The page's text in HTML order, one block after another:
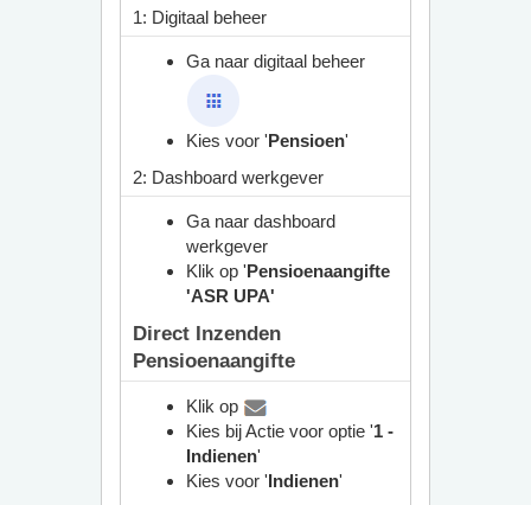
1: Digitaal beheer
Ga naar digitaal beheer
Kies voor 'Pensioen'
2: Dashboard werkgever
Ga naar dashboard
werkgever
Klik op 'Pensioenaangifte
'ASR UPA'
Direct Inzenden
Pensioenaangifte
Klik op
Kies bij Actie voor optie '1 -
Indienen'
Kies voor 'Indienen'